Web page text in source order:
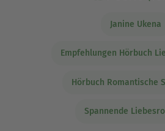
Janine Ukena
Empfehlungen Hörbuch
Hörbuch Romantische
Spannende